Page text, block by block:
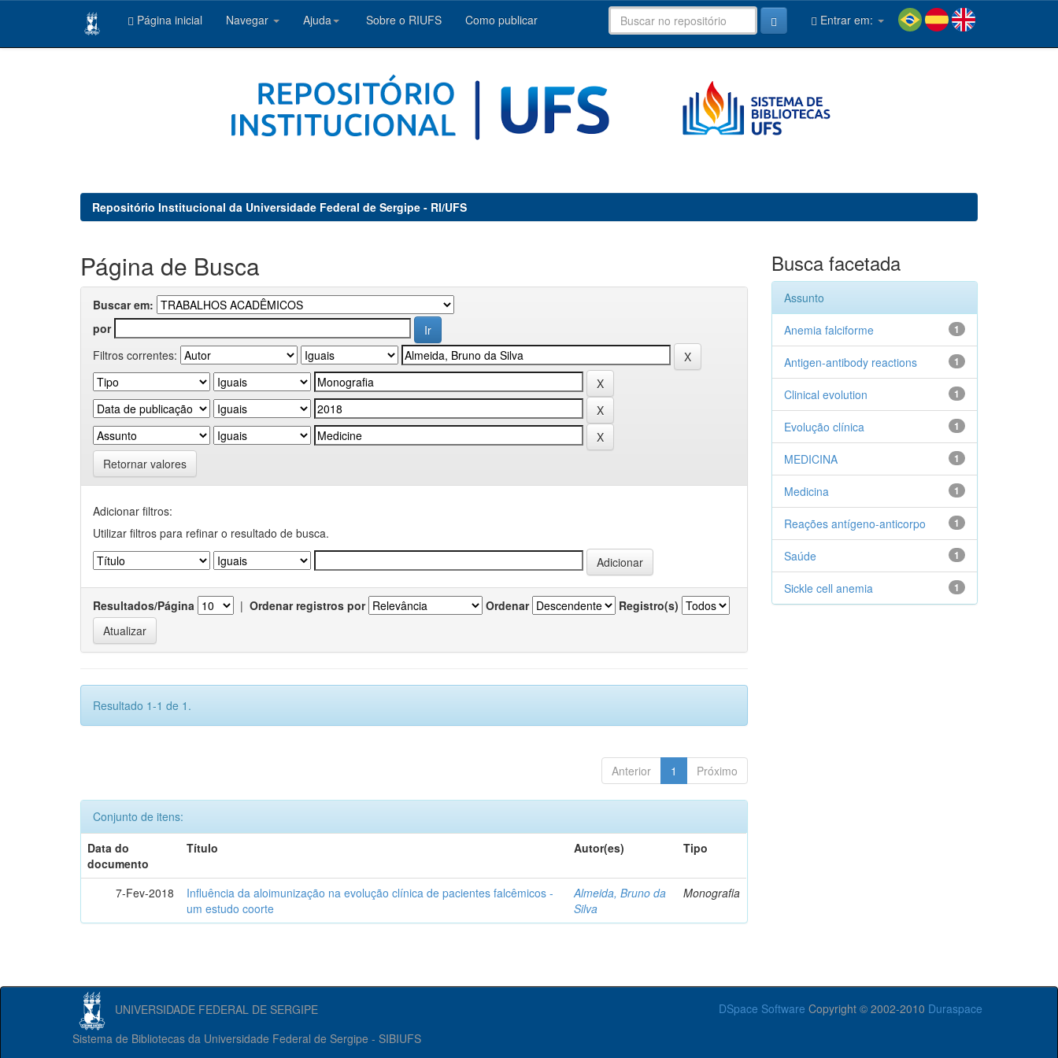
Página inicial Navegar Ajuda Sobre o RIUFS Como publicar Entrar em:
Repositório Institucional da Universidade Federal de Sergipe - RI/UFS
Página de Busca
Buscar em:
por
Filtros correntes:
Retornar valores
Adicionar filtros:
Utilizar filtros para refinar o resultado de busca.
Resultados/Página | Ordenar registros por Ordenar Registro(s)
Resultado 1-1 de 1.
Anterior 1 Próximo
Conjunto de itens:
Data do
documento
Título Autor(es) Tipo
7-Fev-2018
Influência da aloimunização na evolução clínica de pacientes falcêmicos -
um estudo coorte
Almeida, Bruno da
Silva
Monografia
Busca facetada
Assunto
1
Anemia falciforme
1
Antigen-antibody reactions
1
Clinical evolution
1
Evolução clínica
1
MEDICINA
1
Medicina
1
Reações antígeno-anticorpo
1
Saúde
1
Sickle cell anemia
UNIVERSIDADE FEDERAL DE SERGIPE DSpace Software Copyright © 2002-2010 Duraspace
Sistema de Bibliotecas da Universidade Federal de Sergipe - SIBIUFS